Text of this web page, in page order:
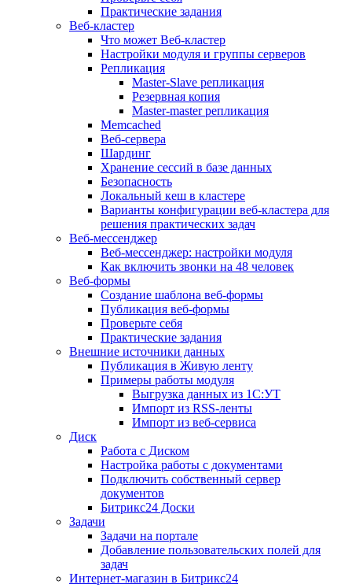
Практические задания
Веб-кластер
Что может Веб-кластер
Настройки модуля и группы серверов
Репликация
Master-Slave репликация
Резервная копия
Master-master репликация
Memcached
Веб-сервера
Шардинг
Хранение сессий в базе данных
Безопасность
Локальный кеш в кластере
Варианты конфигурации веб-кластера для
решения практических задач
Веб-мессенджер
Веб-мессенджер: настройки модуля
Как включить звонки на 48 человек
Веб-формы
Создание шаблона веб-формы
Публикация веб-формы
Проверьте себя
Практические задания
Внешние источники данных
Публикация в Живую ленту
Примеры работы модуля
Выгрузка данных из 1С:УТ
Импорт из RSS-ленты
Импорт из веб-сервиса
Диск
Работа с Диском
Настройка работы с документами
Подключить собственный сервер
документов
Битрикс24 Доски
Задачи
Задачи на портале
Добавление пользовательских полей для
задач
Интернет-магазин в Битрикс24